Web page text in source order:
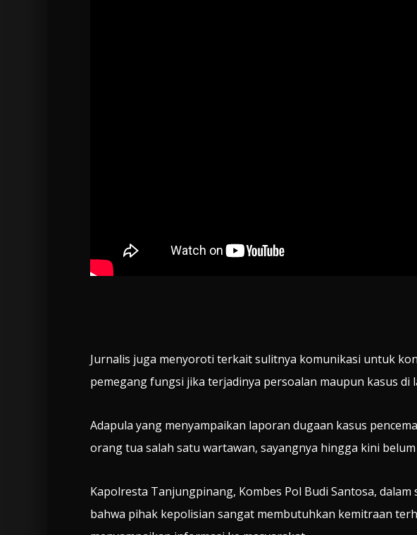
Jurnalis juga menyoroti terkait sulitnya komunikasi untuk
pemegang fungsi jika terjadinya persoalan maupun kasus di
Adapula yang menyampaikan laporan dugaan kasus
orang tua salah satu wartawan, sayangnya hingga kini belum
Kapolresta Tanjungpinang, Kombes Pol Budi Santosa,
bahwa pihak kepolisian sangat membutuhkan kemitraan